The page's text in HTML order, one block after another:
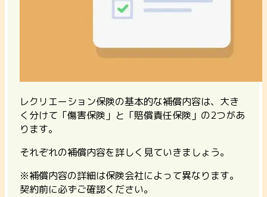
レクリエーション保険の基本的な補償内容は、大き
く分けて「傷害保険」と「賠償責任保険」の2つがあ
ります。
それぞれの補償内容を詳しく見ていきましょう。
※補償内容の詳細は保険会社によって異なります。
契約前に必ずご確認ください。